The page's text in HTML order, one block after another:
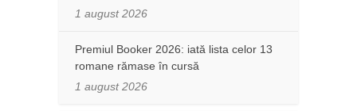
1 august 2026
Premiul Booker 2026: iată lista celor 13
romane rămase în cursă
1 august 2026